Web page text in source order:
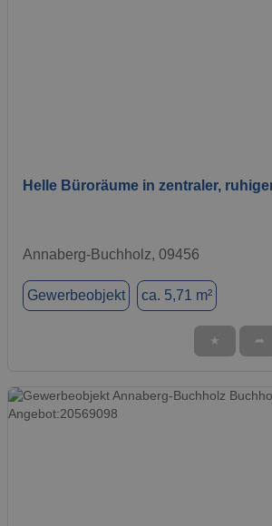
Helle Büroräume in zentraler,
Annaberg-Buchholz, 09456
Gewerbeobjekt ca. 5,71 m²
★ ➦